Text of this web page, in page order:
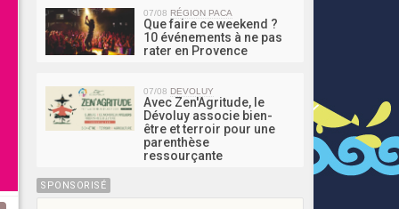
07/08 RÉGION PACA
Que faire ce weekend ?
10 événements à ne pas
rater en Provence
07/08 DEVOLUY
Avec Zen'Agritude, le
Dévoluy associe bien-
être et terroir pour une
parenthèse
ressourçante
SPONSORISÉ